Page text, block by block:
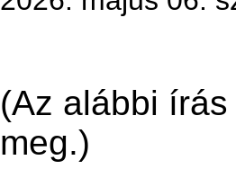
(Az alábbi
meg.)